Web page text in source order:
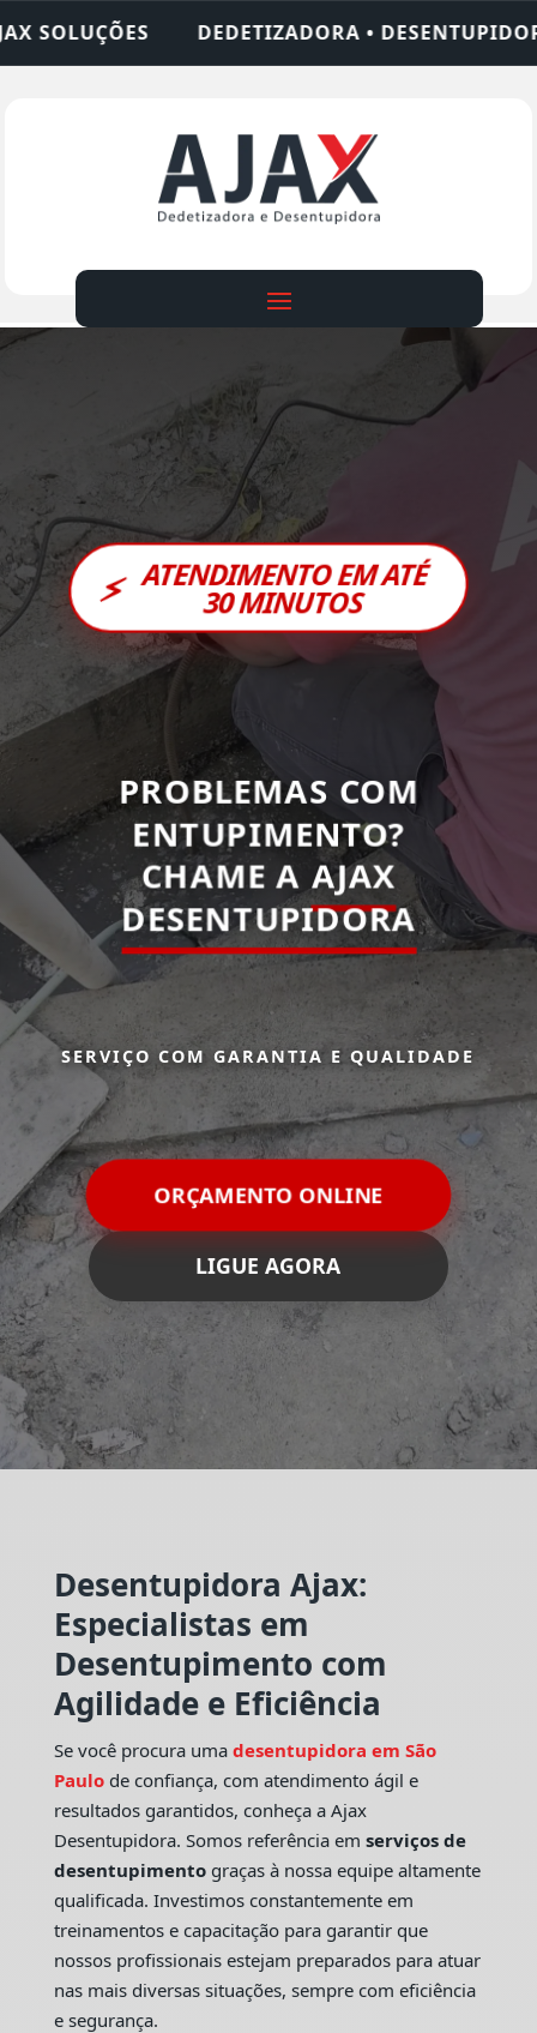
• DESENTUPIDORA • LIMPEZA DE
⚡ ATENDIMENTO EM ATÉ
30 MINUTOS
PROBLEMAS COM
ENTUPIMENTO?
CHAME A AJAX
DESENTUPIDORA
SERVIÇO COM GARANTIA E QUALIDADE
ORÇAMENTO ONLINE
LIGUE AGORA
Desentupidora Ajax:
Especialistas em
Desentupimento com
Agilidade e Eficiência
Se você procura uma desentupidora em São
Paulo de confiança, com atendimento ágil e
resultados garantidos, conheça a Ajax
Desentupidora. Somos referência em serviços de
desentupimentograças à nossa equipe altamente
qualificada. Investimos constantemente em
treinamentos e capacitação para garantir que
nossos profissionais estejam preparados para atuar
nas mais diversas situações, sempre com eficiência
e segurança.